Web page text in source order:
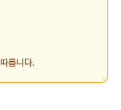
릅니다.